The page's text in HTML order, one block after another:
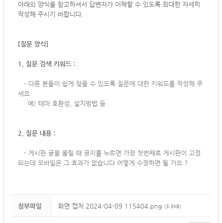
아래의 양식을 참고하셔서 답변자가 이해할 수 있도록 최대한 자세히
작성해 주시기 바랍니다.
[질문 양식]
1. 질문 검색 키워드 :
- 다른 분들이 쉽게 찾을 수 있도록 질문에 대한 키워드를 작성해 주
세요
예) 테마 호환성, 설치방법 등
2. 질문 내용 :
- 게시판 글을 올릴 때 공지를 누르면 가장 첫번째로 게시판이 고정
되는데 모바일은 그 효과가 없습니다 어떻게 수정하면 될 가요 ?
첨부파일 화면 캡처 2024-04-09 115404.png (3.3KB)